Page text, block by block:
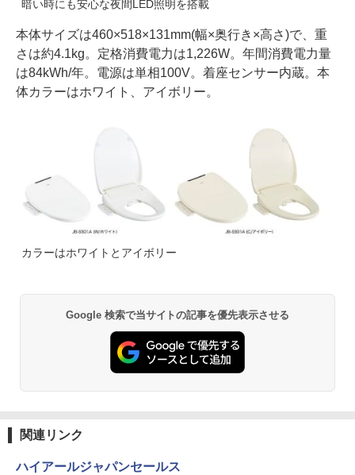
暗い時にも安心な夜間LED照明を搭載
本体サイズは460×518×131mm(幅×奥行き×高さ)で、重
さは約4.1kg。定格消費電力は1,226W。年間消費電力量
は84kWh/年。電源は単相100V。着座センサー内蔵。本
体カラーはホワイト、アイボリー。
カラーはホワイトとアイボリー
Google 検索で当サイトの記事を優先表示させる
関連リンク
ハイアールジャパンセールス